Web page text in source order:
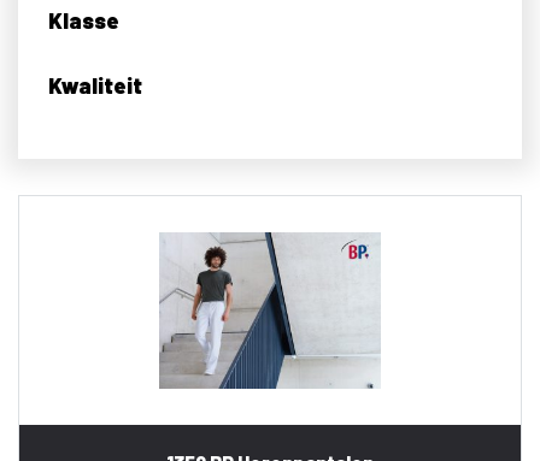
Klasse
Kwaliteit